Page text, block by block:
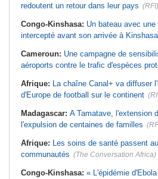
redoutent un retour dans leur pays (RFI)
Congo-Kinshasa: Un bateau avec
intercepté avant son arrivée à Kinshasa
Cameroun: Une campagne de
aéroports contre le trafic d'espèces
Afrique: La chaîne Canal+ va diffuser
d'Europe de football sur le continent
Madagascar: A Tamatave, l'extension
l'expulsion de centaines de familles
Afrique: Les soins de santé passent
communautés (The Conversation Africa)
Congo-Kinshasa: « L'épidémie